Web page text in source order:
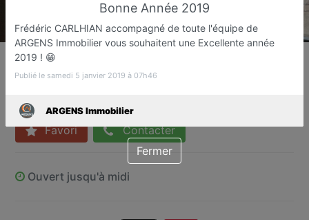
Syndic de copropriété
Favori Contacter
Ouvert jusqu'à midi
Bonne Année 2019
Frédéric CARLHIAN accompagné de toute l'équipe de
ARGENS Immobilier vous souhaitent une Excellente année
2019 ! 😁
Publié le samedi 5 janvier 2019 à 07h46
ARGENS Immobilier
Fermer